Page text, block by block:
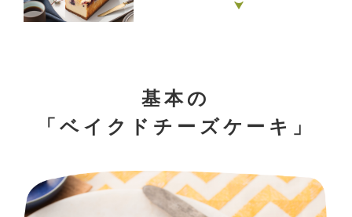
基本の
「ベイクドチーズケーキ」